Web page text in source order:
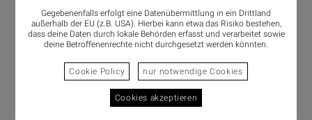
Gegebenenfalls erfolgt eine Datenübermittlung in ein Drittland
außerhalb der EU (z.B. USA). Hierbei kann etwa das Risiko bestehen,
dass deine Daten durch lokale Behörden erfasst und verarbeitet sowie
deine Betroffenenrechte nicht durchgesetzt werden könnten.
Cookie Policy nur notwendige Cookies
Cookies akzeptieren